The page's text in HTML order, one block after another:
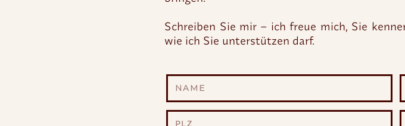
Schreiben Sie mir – ich freue mich, Sie
wie ich Sie unterstützen darf.